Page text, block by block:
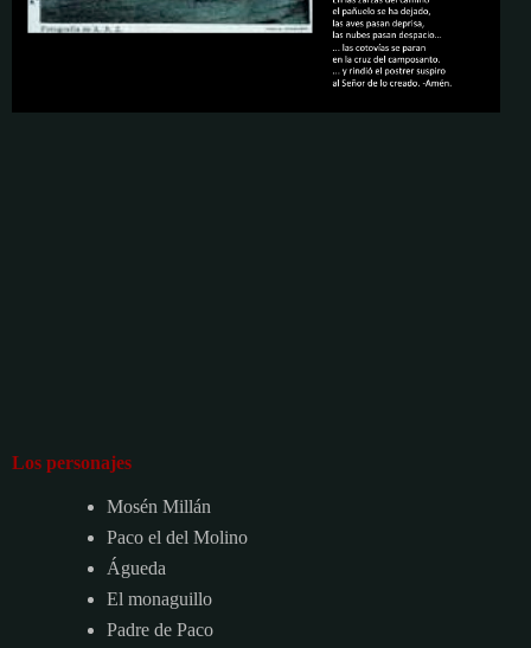
Los personajes
Mosén Millán
Paco el del Molino
Águeda
El monaguillo
Padre de Paco